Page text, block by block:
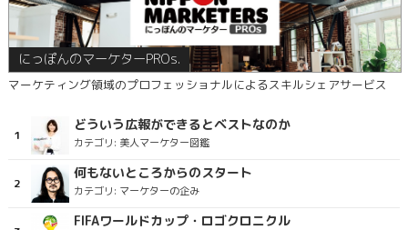
にっぽんのマーケターPROs.
マーケティング領域のプロフェッショナルによるスキルシェアサービス
どういう広報ができるとベストなのか
カテゴリ: 美人マーケター図鑑
何もないところからのスタート
カテゴリ: マーケターの企み
FIFAワールドカップ・ロゴクロニクル